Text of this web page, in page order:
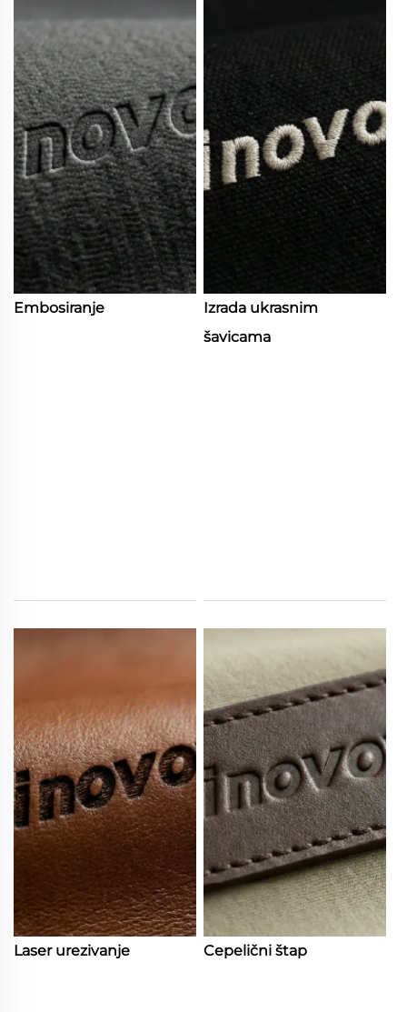
Embosiranje
Izrada ukrasnim
šavicama
Laser urezivanje Cepelični štap